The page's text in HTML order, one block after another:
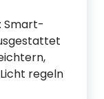
: Smart-
regeln